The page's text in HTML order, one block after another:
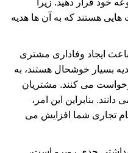
هستند که به آن ها هدیه
ایجاد وفاداری مشتری
بسیار خوشحال هستند، به
می کنند. مشتریان
بنابراین این امر،
تجاری شما افزایش می